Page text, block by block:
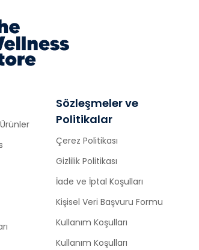
Sözleşmeler ve
Politikalar
Çerez Politikası
Gizlilik Politikası
İade ve İptal Koşulları
Kişisel Veri Başvuru Formu
Kullanım Koşulları
Kullanım Koşulları